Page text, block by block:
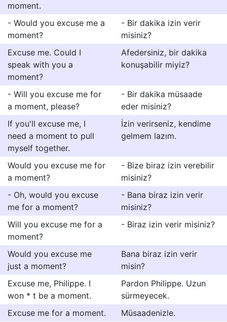
moment.
- Would you excuse me a
moment?
- Bir dakika izin verir
misiniz?
Excuse me. Could I
speak with you a
moment?
Afedersiniz, bir dakika
konuşabilir miyiz?
- Will you excuse me for
a moment, please?
- Bir dakika müsaade
eder misiniz?
If you'll excuse me, I
need a moment to pull
myself together.
İzin verirseniz, kendime
gelmem lazım.
Would you excuse me for
a moment?
- Bize biraz izin verebilir
misiniz?
- Oh, would you excuse
me for a moment?
- Bana biraz izin verir
misiniz?
Will you excuse me for a
moment?
- Biraz izin verir misiniz?
Would you excuse me
just a moment?
Bana biraz izin verir
misin?
Excuse me, Philippe. I
won * t be a moment.
Pardon Philippe. Uzun
sürmeyecek.
Excuse me for a moment.
Müsaadenizle.